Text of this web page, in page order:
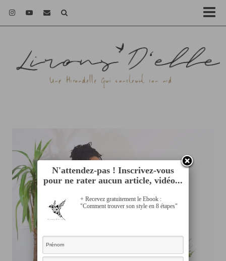
N'attendez-pas ! Inscrivez-vous
pour ne rater aucun article, vidéo...
+ Recevez gratuitement le Ebook :
"Comment trouver son style en 8 étapes"